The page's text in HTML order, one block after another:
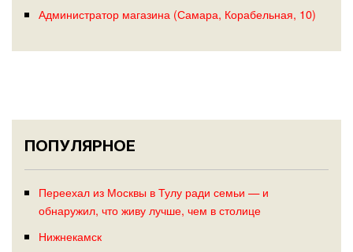
Администратор магазина (Самара, Корабельная, 10)
ПОПУЛЯРНОЕ
Переехал из Москвы в Тулу ради семьи — и
обнаружил, что живу лучше, чем в столице
Нижнекамск